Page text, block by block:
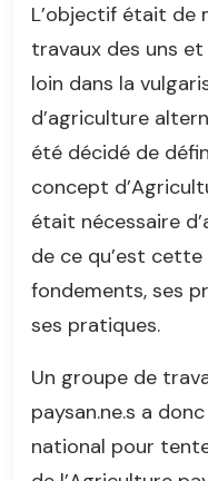
L’objectif était de
travaux des uns
loin dans la
d’agriculture
été décidé de
concept
était nécessaire
de ce qu’est
fondements, ses
ses pratiques.
Un groupe de
paysan.ne.s a
national pour